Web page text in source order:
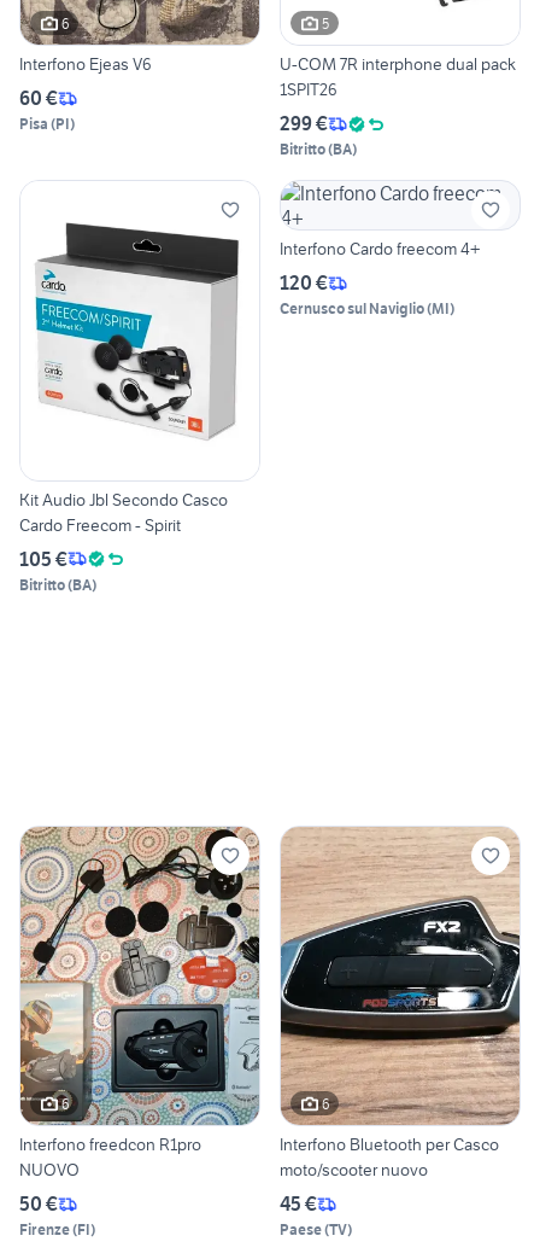
6
Interfono Ejeas V6
60 €
Pisa (PI)
5
U-COM 7R interphone dual pack
1SPIT26
299 €
Bitritto(BA)
Kit Audio Jbl Secondo Casco
Cardo Freecom - Spirit
105 €
Bitritto(BA)
Interfono Cardo freecom 4+
120 €
Cernusco sul Naviglio(MI)
6
Interfono freedcon R1pro
NUOVO
50 €
Firenze(FI)
6
Interfono Bluetooth per Casco
moto/scooter nuovo
45 €
Paese(TV)